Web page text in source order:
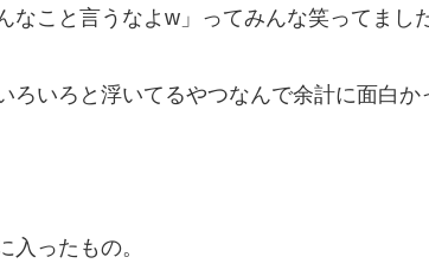
なこと言うなよw」ってみんな笑ってまし
いろと浮いてるやつなんで余計に面白
ったもの。